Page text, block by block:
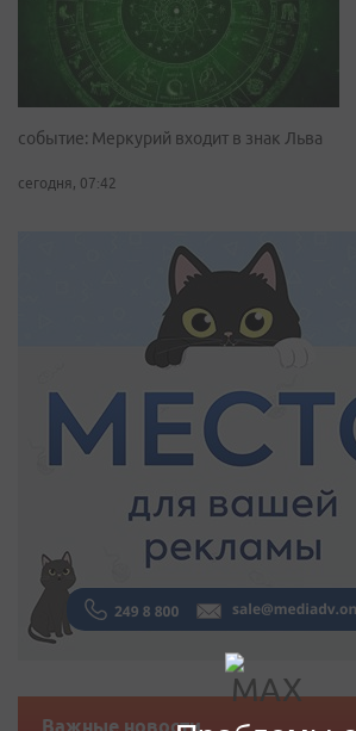
событие: Меркурий входит в знак Льва
сегодня, 07:42
Важные новости